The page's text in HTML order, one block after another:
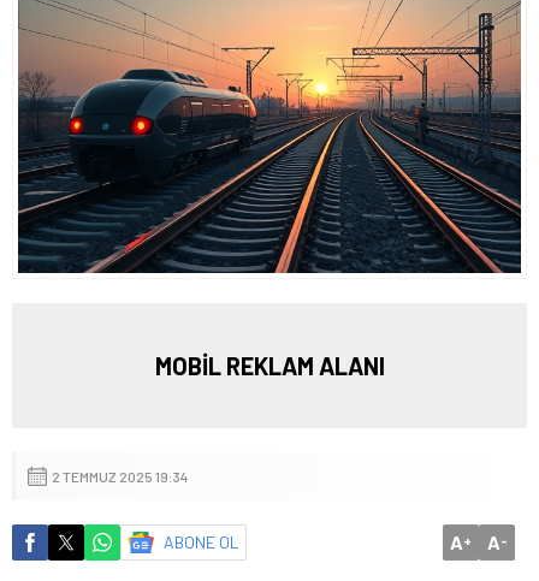
MOBİL REKLAM ALANI
2 TEMMUZ 2025 19:34
ABONE OL A+ A-